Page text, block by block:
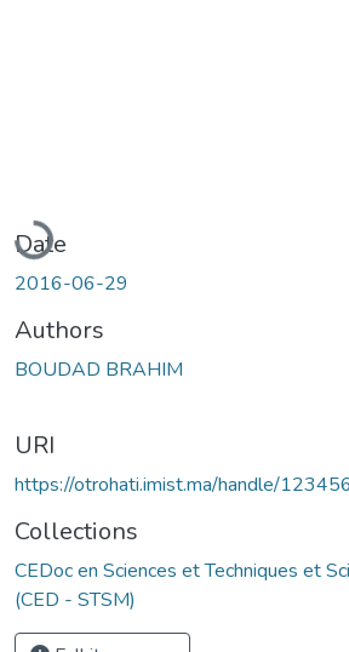
Loading...
Date
2016-06-29
Authors
BOUDAD BRAHIM
URI
https://otrohati.imist.ma/handle/
Collections
CEDoc en Sciences et Techniques et
(CED - STSM)